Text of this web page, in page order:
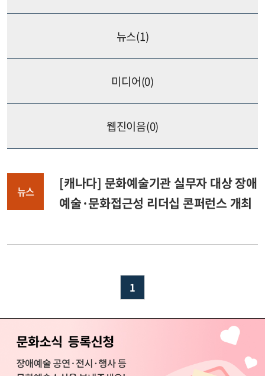
뉴스(1)
미디어(0)
웹진이음(0)
뉴스
[캐나다] 문화예술기관 실무자 대상 장애
예술·문화접근성 리더십 콘퍼런스 개최
1